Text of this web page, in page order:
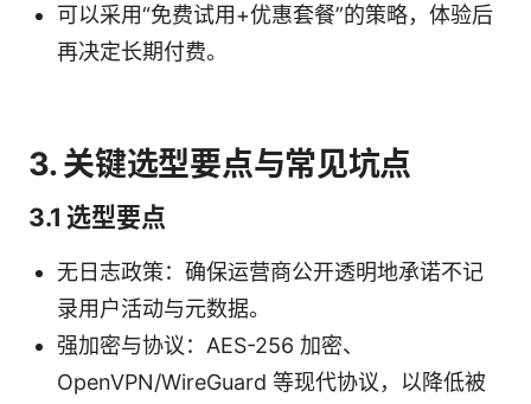
可以采用“免费试用+优惠套餐”的策略，体验后
再决定长期付费。
3. 关键选型要点与常见坑点
3.1 选型要点
无日志政策：确保运营商公开透明地承诺不记
录用户活动与元数据。
强加密与协议：AES-256 加密、
OpenVPN/WireGuard 等现代协议，以降低被